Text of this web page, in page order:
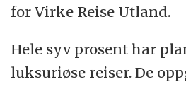
for Virke Reise Utland.
Hele syv prosent har
luksuriøse reiser. De